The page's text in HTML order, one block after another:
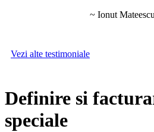
~ Ionut
Vezi alte testimoniale
Definire si
speciale